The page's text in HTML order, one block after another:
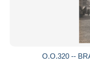
O.O.320 --